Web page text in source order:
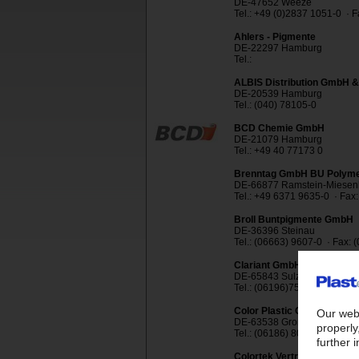
DE-47652 Weeze
Tel.: +49 (0)2837 1051-0 ·
Ahlers - Pigmente
DE-22297 Hamburg
Tel.:
ALBIS Distribution GmbH
DE-20539 Hamburg
Tel.: (040) 78105-0
BCD Chemie GmbH
DE-21079 Hamburg
Tel.: +49 40 77173 0
Brenntag GmbH BU
DE-66877 Ramstein-
Tel.: +49 6371 9635-0 ·
Broll Buntpigmente GmbH
DE-36396 Steinau
Tel.: (06663) 9607-0 · Fax:
Clariant GmbH Division
DE-65843 Sulzbach
Tel.: (06196)757 8132 ·
Color Plastic GmbH
DE-63538 Großkrotzenburg
Tel.: (06186) 8061 · Fax:
Colortek Vertriebs GmbH